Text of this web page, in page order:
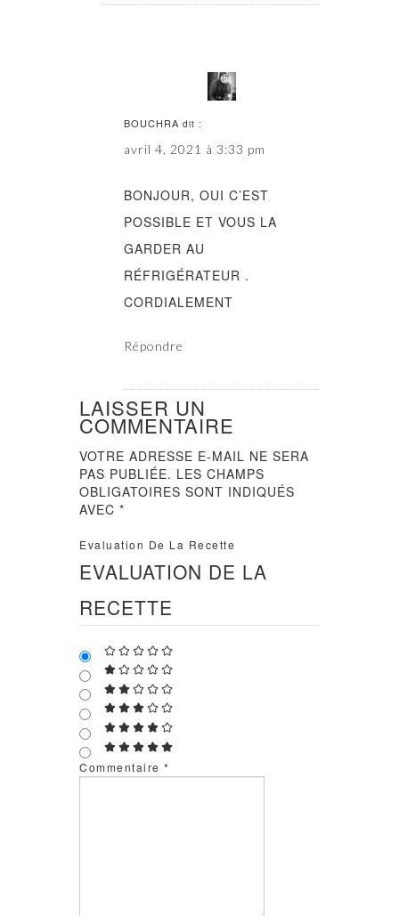
BOUCHRA dit :
avril 4, 2021 à 3:33 pm
BONJOUR, OUI C’EST
POSSIBLE ET VOUS LA
GARDER AU
RÉFRIGÉRATEUR .
CORDIALEMENT
Répondre
LAISSER UN
COMMENTAIRE
VOTRE ADRESSE E-MAIL NE SERA
PAS PUBLIÉE. LES CHAMPS
OBLIGATOIRES SONT INDIQUÉS
AVEC*
Evaluation De La Recette
EVALUATION DE LA
RECETTE
Commentaire*